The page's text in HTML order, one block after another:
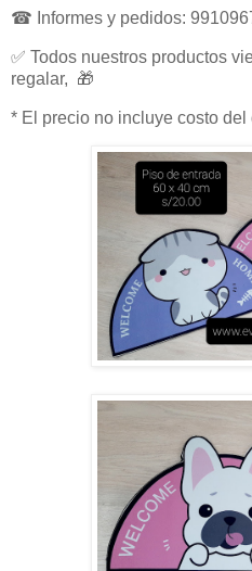
☎ Informes y pedidos:
✅ Todos nuestros productos
regalar, 🎁
* El precio no incluye costo del